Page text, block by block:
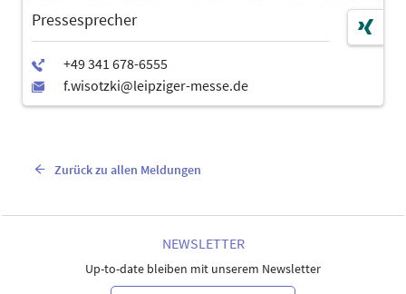
Pressesprecher
Zurück zu allen Meldungen
NEWSLETTER
Up-to-date bleiben mit unserem Newsletter